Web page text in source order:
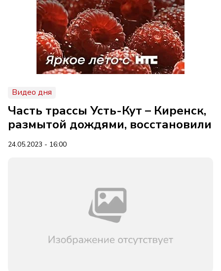
Видео дня
Часть трассы Усть-Кут – Киренск,
размытой дождями, восстановили
24.05.2023 - 16:00